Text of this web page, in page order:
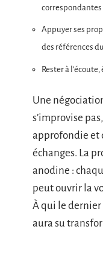
correspondantes
Appuyer ses
des références
Rester à
Une
s’improvise
approfondie et
échanges. La
anodine :
peut ouvrir la
À qui le dernier
aura su